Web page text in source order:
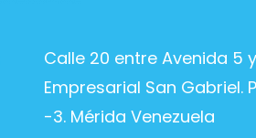
Calle 20 entre Avenida 5
Empresarial San Gabriel.
-3. Mérida Venezuela